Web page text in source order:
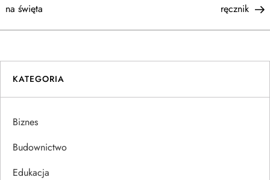
a
w
i
g
a
c
na święta
ręcznik
KATEGORIA
Biznes
Budownictwo
Edukacja